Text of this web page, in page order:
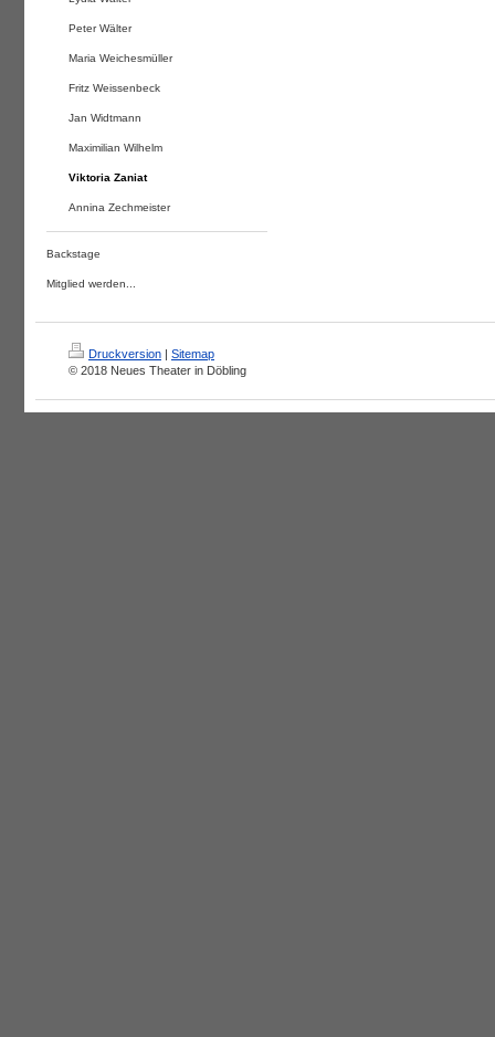
Peter Wälter
Maria Weichesmüller
Fritz Weissenbeck
Jan Widtmann
Maximilian Wilhelm
Viktoria Zaniat
Annina Zechmeister
Backstage
Mitglied werden...
Druckversion | Sitemap
© 2018 Neues Theater in Döbling